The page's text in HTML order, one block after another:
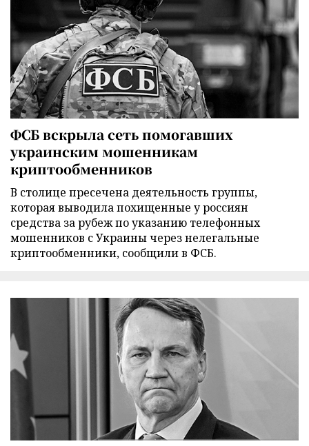
ФСБ вскрыла сеть помогавших
украинским мошенникам
криптообменников
В столице пресечена деятельность группы,
которая выводила похищенные у россиян
средства за рубеж по указанию телефонных
мошенников с Украины через нелегальные
криптообменники, сообщили в ФСБ.